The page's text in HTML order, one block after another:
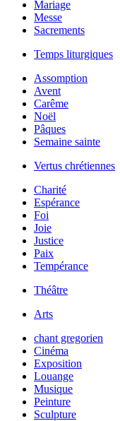
Mariage
Messe
Sacrements
Temps liturgiques
Assomption
Avent
Carême
Noël
Pâques
Semaine sainte
Vertus chrétiennes
Charité
Espérance
Foi
Joie
Justice
Paix
Tempérance
Théâtre
Arts
chant gregorien
Cinéma
Exposition
Louange
Musique
Peinture
Sculpture